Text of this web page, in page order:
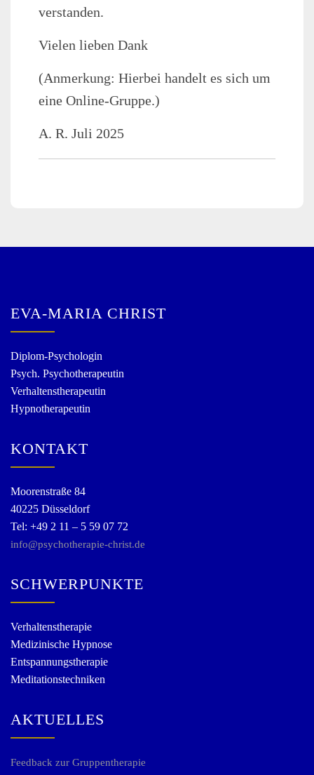
verstanden.
Vielen lieben Dank
(Anmerkung: Hierbei handelt es sich um
eine Online-Gruppe.)
A. R. Juli 2025
EVA-MARIA CHRIST
Diplom-Psychologin
Psych. Psychotherapeutin
Verhaltenstherapeutin
Hypnotherapeutin
KONTAKT
Moorenstraße 84
40225 Düsseldorf
Tel: +49 2 11 – 5 59 07 72
info@psychotherapie-christ.de
SCHWERPUNKTE
Verhaltenstherapie
Medizinische Hypnose
Entspannungstherapie
Meditationstechniken
AKTUELLES
Feedback zur Gruppentherapie